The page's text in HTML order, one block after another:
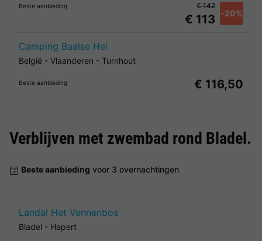
Beste aanbieding
€ 113 -20%
€ 142
Camping Baalse Hei
België - Vlaanderen - Turnhout
Beste aanbieding € 116,50
Verblijven met zwembad rond Bladel.
Beste aanbieding voor 3 overnachtingen
Landal Het Vennenbos
Bladel - Hapert